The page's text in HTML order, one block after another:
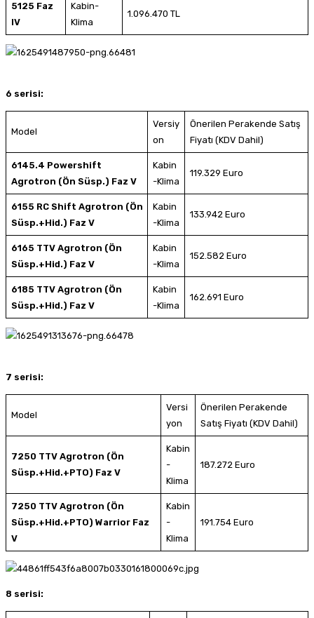
5125 Faz
IV
Kabin-
Klima
1.096.470 TL
6 serisi:
Model
Versiy
on
Önerilen Perakende Satış
Fiyatı (KDV Dahil)
6145.4 Powershift
Agrotron (Ön Süsp.) Faz V
Kabin
-Klima
119.329 Euro
6155 RC Shift Agrotron (Ön
Süsp.+Hid.) Faz V
Kabin
-Klima
133.942 Euro
6165 TTV Agrotron (Ön
Süsp.+Hid.) Faz V
Kabin
-Klima
152.582 Euro
6185 TTV Agrotron (Ön
Süsp.+Hid.) Faz V
Kabin
-Klima
162.691 Euro
7 serisi:
Model
Versi
yon
Önerilen Perakende
Satış Fiyatı (KDV Dahil)
7250 TTV Agrotron (Ön
Süsp.+Hid.+PTO) Faz V
Kabin
-
Klima
187.272 Euro
7250 TTV Agrotron (Ön
Süsp.+Hid.+PTO) Warrior Faz
V
Kabin
-
Klima
191.754 Euro
8 serisi: